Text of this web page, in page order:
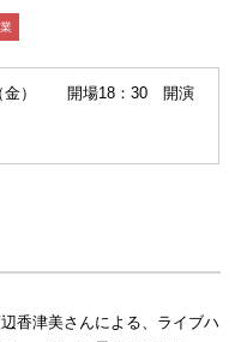
金） 開場18：30 開演
香津美さんによる、ライブハ